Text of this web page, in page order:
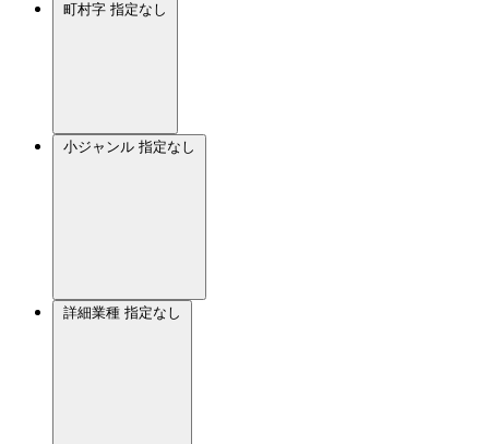
町村字 指定なし
小ジャンル 指定なし
詳細業種 指定なし